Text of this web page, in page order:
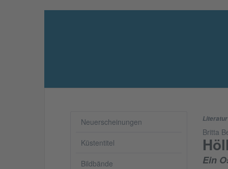
Neuerscheinungen
Küstentitel
Bildbände
Literatur
Britta
Ein